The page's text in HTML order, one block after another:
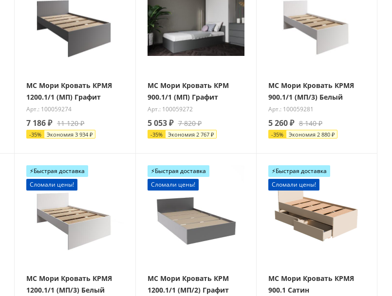
МС Мори Кровать КРМЯ
1200.1/1 (МП) Графит
Арт.: 100059274
7 186₽ 11 120₽
-35% Экономия3 934 ₽
МС Мори Кровать КРМ
900.1/1 (МП) Графит
Арт.: 100059272
5 053₽ 7 820₽
-35% Экономия 2 767₽
МС Мори Кровать КРМЯ
900.1/1 (МП/3) Белый
Арт.: 100059281
5 260₽ 8 140₽
-35% Экономия 2 880₽
⚡️Быстрая доставка
Сломали цены!
МС Мори Кровать КРМЯ
1200.1/1 (МП/3) Белый
⚡️Быстрая доставка
Сломали цены!
МС Мори Кровать КРМ
1200.1/1 (МП/2) Графит
⚡️Быстрая доставка
Сломали цены!
МС Мори Кровать КРМЯ
900.1 Сатин